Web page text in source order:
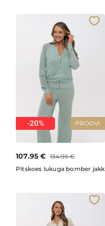
PROOVI
-20%
107.95 € 134.95 €
Pitskoes lukuga bomber jakk